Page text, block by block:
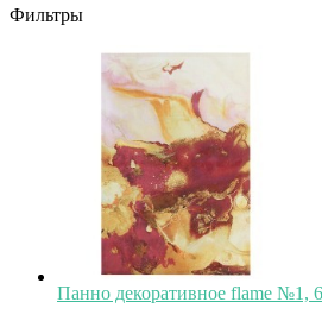
Фильтры
Панно декоративное flame №1,